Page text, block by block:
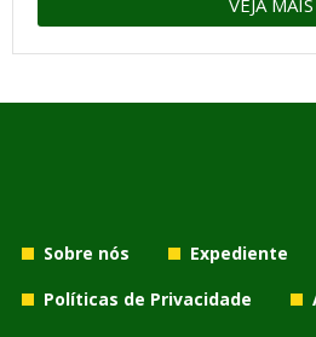
VEJA MAIS
Sobre nós
Expediente
Políticas de Privacidade